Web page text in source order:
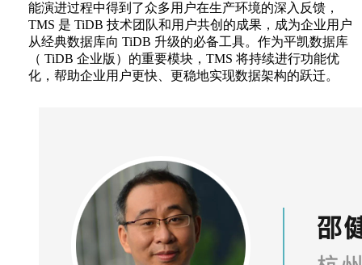
能演进过程中得到了众多用户在生产环境的深入反馈，
TMS 是 TiDB 技术团队和用户共创的成果，成为企业用户
从经典数据库向 TiDB 升级的必备工具。作为平凯数据库
（ TiDB 企业版）的重要模块，TMS 将持续进行功能优
化，帮助企业用户更快、更稳地实现数据架构的跃迁。